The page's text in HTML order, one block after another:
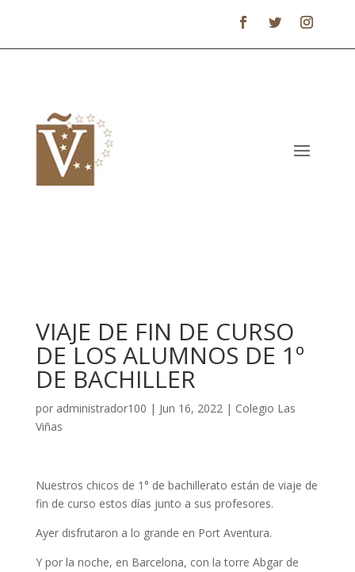
VIAJE DE FIN DE CURSO
DE LOS ALUMNOS DE 1º
DE BACHILLER
por administrador100 | Jun 16, 2022| Colegio Las
Viñas
Nuestros chicos de 1° de bachillerato están de viaje de
fin de curso estos días junto a sus profesores.
Ayer disfrutaron a lo grande en Port Aventura.
Y por la noche, en Barcelona, con la torre Abgar de